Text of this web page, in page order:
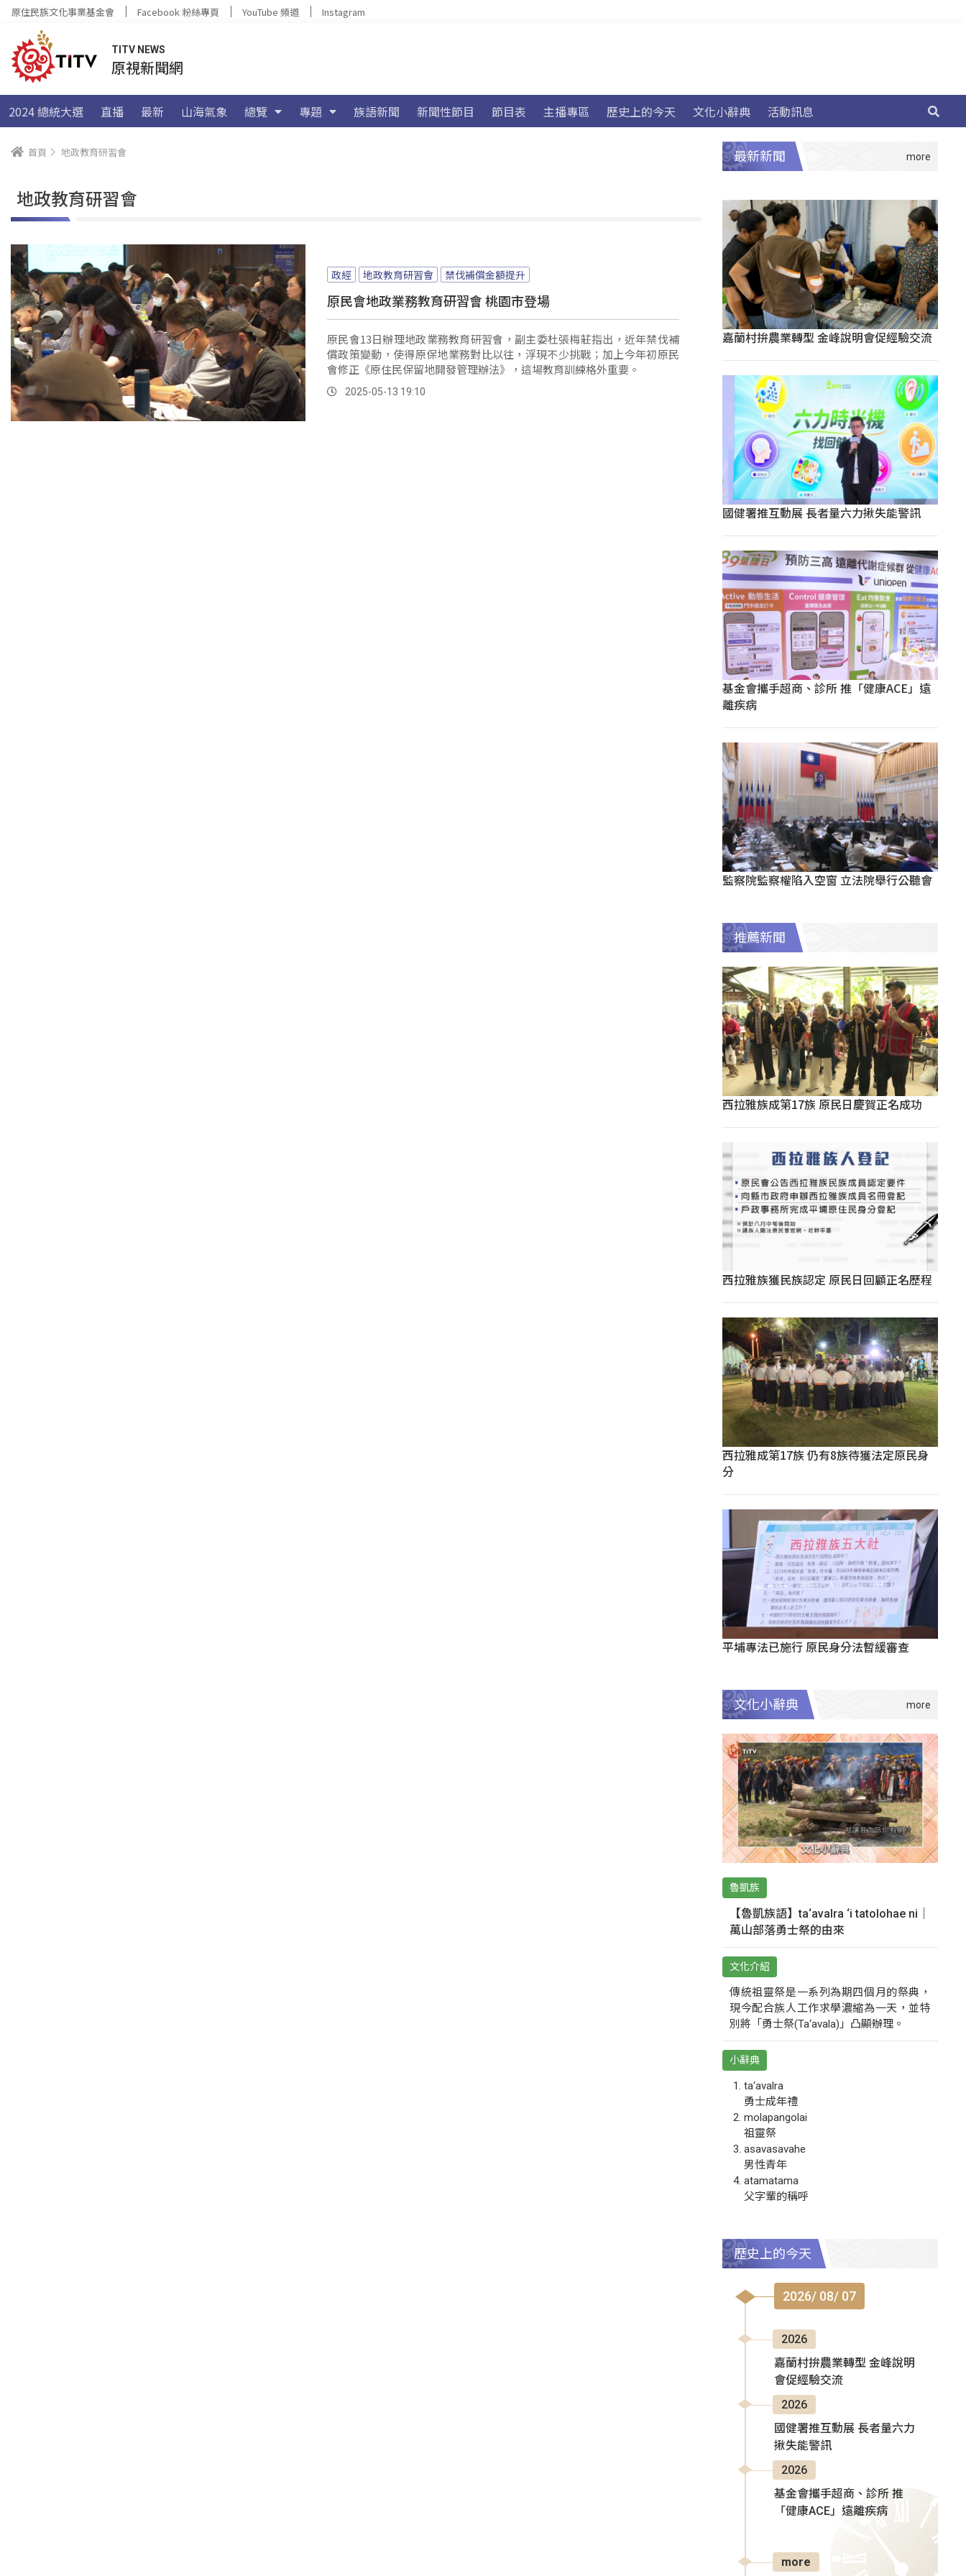
原住民族文化事業基金會 Facebook 粉絲專頁 YouTube 頻道 Instagram
TITV NEWS
原視新聞網
2024 總統大選 直播 最新 山海氣象 總覽 專題 族語新聞 新聞性節目 節目表 主播專區 歷史上的今天 文化小辭典 活動訊息
首頁 地政教育研習會
地政教育研習會
政經 地政教育研習會 禁伐補償金額提升
原民會地政業務教育研習會 桃園市登場
原民會13日辦理地政業務教育研習會，副主委杜張梅莊指出，近年禁伐補
償政策變動，使得原保地業務對比以往，浮現不少挑戰；加上今年初原民
會修正《原住民保留地開發管理辦法》，這場教育訓練格外重要。
2025-05-13 19:10
最新新聞
嘉蘭村拚農業轉型 金峰說明會促經驗交流
國健署推互動展 長者量六力揪失能警訊
基金會攜手超商、診所 推「健康ACE」遠
離疾病
監察院監察權陷入空窗 立法院舉行公聽會
推薦新聞
西拉雅族成第17族 原民日慶賀正名成功
西拉雅族獲民族認定 原民日回顧正名歷程
西拉雅成第17族 仍有8族待獲法定原民身
分
平埔專法已施行 原民身分法暫緩審查
文化小辭典
魯凱族
【魯凱族語】ta‘avalra ‘i tatolohae ni｜
萬山部落勇士祭的由來
文化介紹
傳統祖靈祭是一系列為期四個月的祭典，
現今配合族人工作求學濃縮為一天，並特
別將「勇士祭(Ta‘avala)」凸顯辦理。
小辭典
ta‘avalra
勇士成年禮
molapangolai
祖靈祭
asavasavahe
男性青年
atamatama
父字輩的稱呼
歷史上的今天
2026/ 08/ 07
2026
嘉蘭村拚農業轉型 金峰說明
會促經驗交流
2026
國健署推互動展 長者量六力
揪失能警訊
2026
基金會攜手超商、診所 推
「健康ACE」遠離疾病
more